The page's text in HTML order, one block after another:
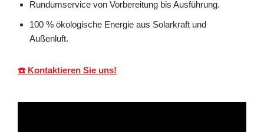
Rundumservice von Vorbereitung bis Ausführung.
100 % ökologische Energie aus Solarkraft und
Außenluft.
☎️ Kontaktieren Sie uns!